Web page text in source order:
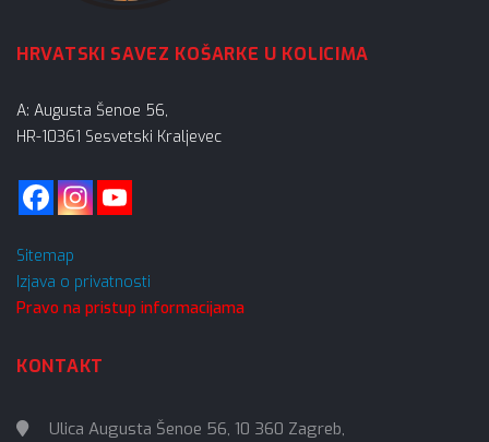
HRVATSKI SAVEZ KOŠARKE U KOLICIMA
A: Augusta Šenoe 56,
HR-10361 Sesvetski Kraljevec
Sitemap
Izjava o privatnosti
Pravo na pristup informacijama
KONTAKT
Ulica Augusta Šenoe 56, 10 360 Zagreb,